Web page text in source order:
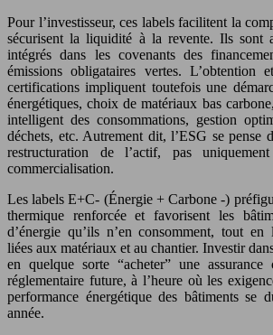
Pour l’investisseur, ces labels facilitent la
sécurisent la liquidité à la revente. Ils sont
intégrés dans les covenants des
émissions obligataires vertes. L’obtention
certifications impliquent toutefois une
énergétiques, choix de matériaux bas
intelligent des consommations, gestion
déchets, etc. Autrement dit, l’ESG se pense
restructuration de l’actif, pas
commercialisation.
Les labels E+C‑ (Énergie + Carbone -)
thermique renforcée et favorisent les
d’énergie qu’ils n’en consomment, tout
liées aux matériaux et au chantier. Investir
en quelque sorte “acheter” une assurance
réglementaire future, à l’heure où les
performance énergétique des bâtiments se
année.